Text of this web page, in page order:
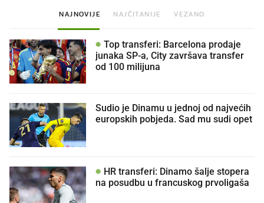
NAJNOVIJE NAJČITANIJE VEZANO
Top transferi: Barcelona prodaje
junaka SP-a, City završava transfer
od 100 milijuna
Sudio je Dinamu u jednoj od najvećih
europskih pobjeda. Sad mu sudi opet
HR transferi: Dinamo šalje stopera
na posudbu u francuskog prvoligaša